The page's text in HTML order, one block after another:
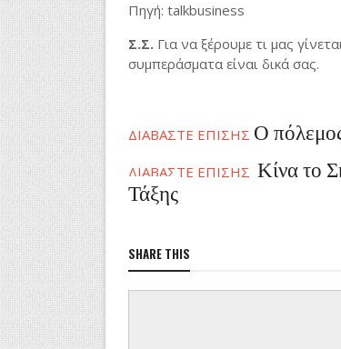
Πηγή: talkbusiness
Σ.Σ.Για να ξέρουμε τι μας
συμπεράσματα είναι δικά σας.
ΔΙΑΒΑΣΤΕ ΕΠΙΣΗΣ Ο
ΔΙΑΒΑΣΤΕ ΕΠΙΣΗΣ Κίνα το
Τάξης
SHARE THIS